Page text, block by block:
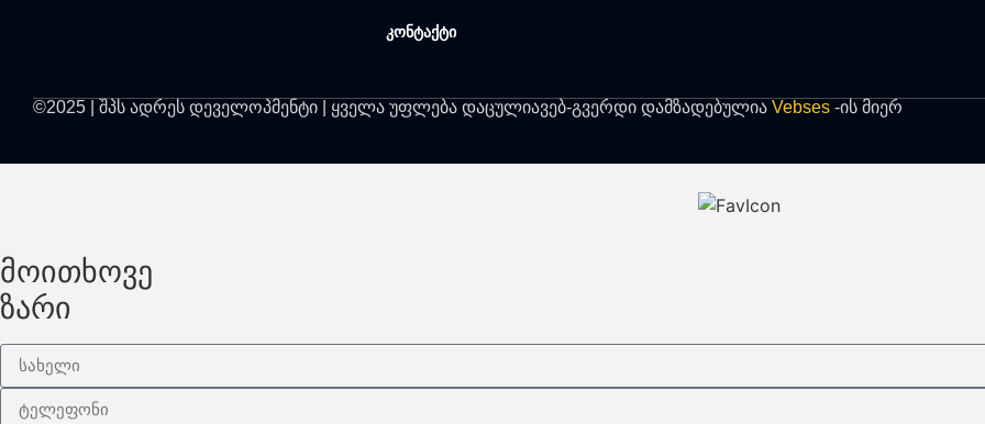
კონტაქტი
©2025 | შპს ადრეს დეველოპმენტი | ყველა უფლება დაცულიავებ-გვერდი დამზადებულია Vebses -ის მიერ
მოითხოვე
ზარი